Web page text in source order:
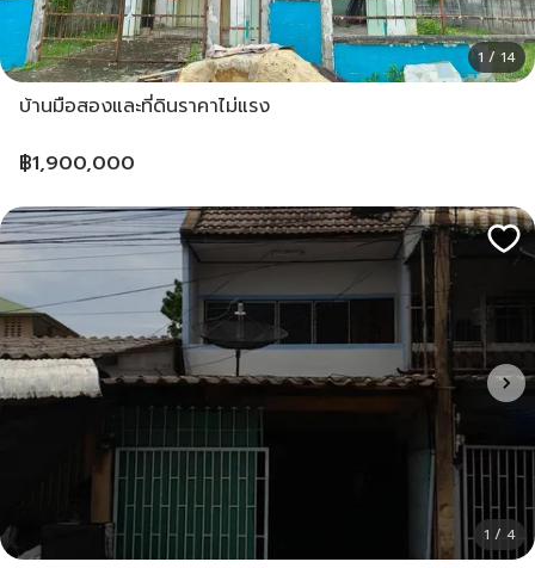
1 / 14
บ้านมือสองและที่ดินราคาไม่แรง
฿1,900,000
1 / 4